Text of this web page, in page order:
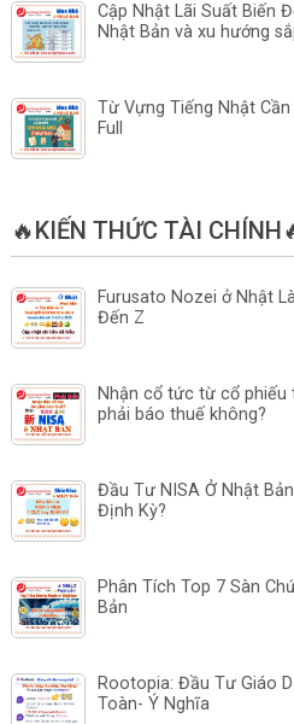
Cập Nhật Lãi Suất Biến
Nhật Bản và xu hướng
Từ Vựng Tiếng Nhật
Full
🔥KIẾN THỨC TÀI
Furusato Nozei ở Nhật
Đến Z
Nhận cổ tức từ cổ phiếu
phải báo thuế không?
Đầu Tư NISA Ở Nhật
Định Kỳ?
Phân Tích Top 7 Sàn
Bản
Rootopia: Đầu Tư Giáo
Toàn- Ý Nghĩa